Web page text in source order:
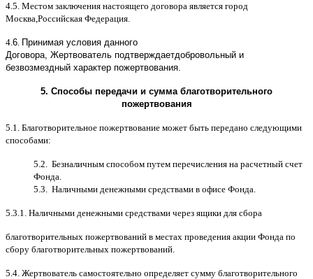
4.5. Местом заключения настоящего договора является город
Москва Российская Федерация
4. 6 Принимая условия данного
Договора, Жертвователь подтверждаетдобровольный и
безвозмездный характер пожертвования
5. Способы передачи и сумма благотворительного
пожертвования
5.1. Благотворительное пожертвование может быть передано следующими
способами:
5.2. Безналичным способом путем перечисления на расчетный счет
Фонда
5.3. Наличными денежными средствами в офисе Фонда
5.3.1. Наличными денежными средствами через ящики для сбора
благотворительных пожертвований в местах проведения акции Фонда по
сбору благотворительных пожертвований
5.4. Жертвователь самостоятельно определяет сумму благотворительного